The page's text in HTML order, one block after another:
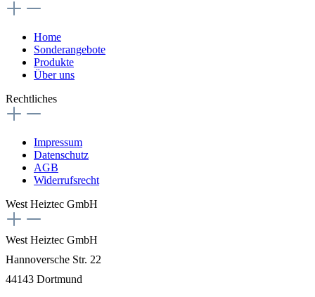
Home
Sonderangebote
Produkte
Über uns
Rechtliches
Impressum
Datenschutz
AGB
Widerrufsrecht
West Heiztec GmbH
West Heiztec GmbH
Hannoversche Str. 22
44143 Dortmund